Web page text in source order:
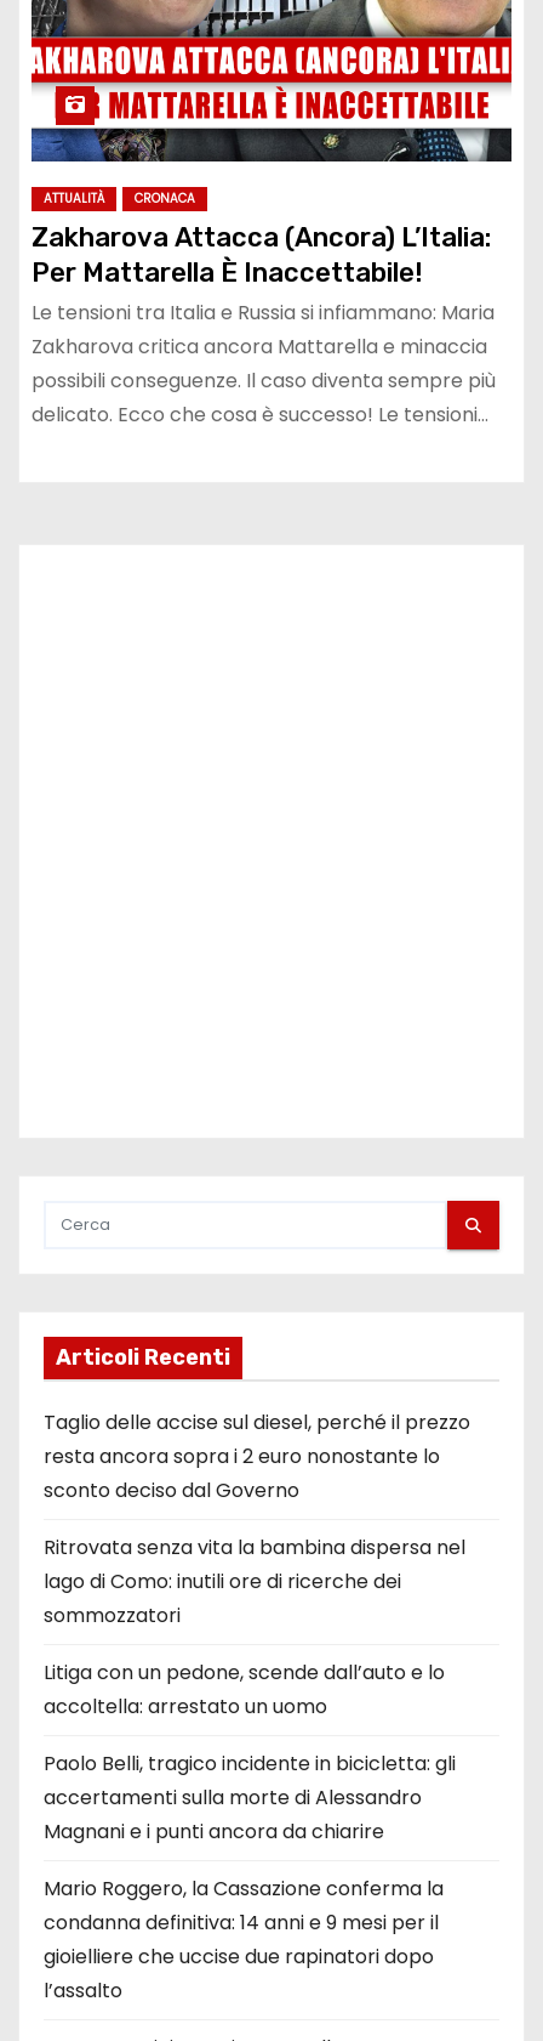
ATTUALITÀ CRONACA
Zakharova Attacca (Ancora) L’Italia:
Per Mattarella È Inaccettabile!
Le tensioni tra Italia e Russia si infiammano: Maria
Zakharova critica ancora Mattarella e minaccia
possibili conseguenze. Il caso diventa sempre più
delicato. Ecco che cosa è successo! Le tensioni…
Articoli Recenti
Taglio delle accise sul diesel, perché il prezzo
resta ancora sopra i 2 euro nonostante lo
sconto deciso dal Governo
Ritrovata senza vita la bambina dispersa nel
lago di Como: inutili ore di ricerche dei
sommozzatori
Litiga con un pedone, scende dall’auto e lo
accoltella: arrestato un uomo
Paolo Belli, tragico incidente in bicicletta: gli
accertamenti sulla morte di Alessandro
Magnani e i punti ancora da chiarire
Mario Roggero, la Cassazione conferma la
condanna definitiva: 14 anni e 9 mesi per il
gioielliere che uccise due rapinatori dopo
l’assalto